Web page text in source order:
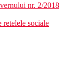
nr. 2/2018
retelele sociale